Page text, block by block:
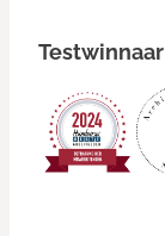
Testwinnaar